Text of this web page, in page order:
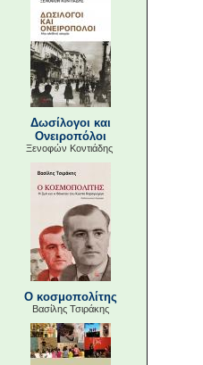
Δωσίλογοι και
Ονειροπόλοι
Ξενοφών Κοντιάδης
Ο κοσμοπολίτης
Βασίλης Τσιράκης